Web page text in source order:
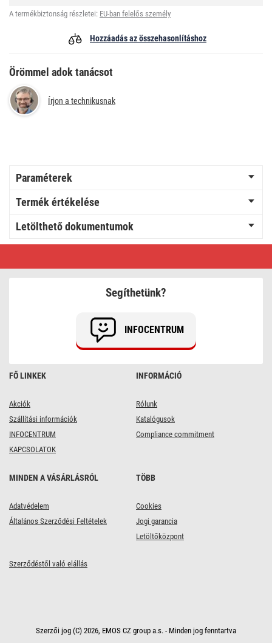
A termékbiztonság részletei: EU-ban felelős személy
Hozzáadás az összehasonlításhoz
Örömmel adok tanácsot
Írjon a technikusnak
Paraméterek
Termék értékelése
Letölthető dokumentumok
FŐ LINKEK
Akciók
Szállítási információk
INFOCENTRUM
KAPCSOLATOK
INFORMÁCIÓ
Rólunk
Katalógusok
Compliance commitment
MINDEN A VÁSÁRLÁSRÓL
Adatvédelem
Általános Szerződési Feltételek
TÖBB
Cookies
Jogi garancia
Letöltőközpont
Szerződéstől való elállás
Segíthetünk?
INFOCENTRUM
Szerzői jog (C) 2026, EMOS CZ group a.s. - Minden jog fenntartva